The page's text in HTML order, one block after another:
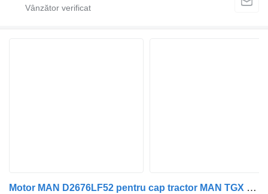
Motor MAN D2676LF52 pentru cap tractor MAN TGX 18.460